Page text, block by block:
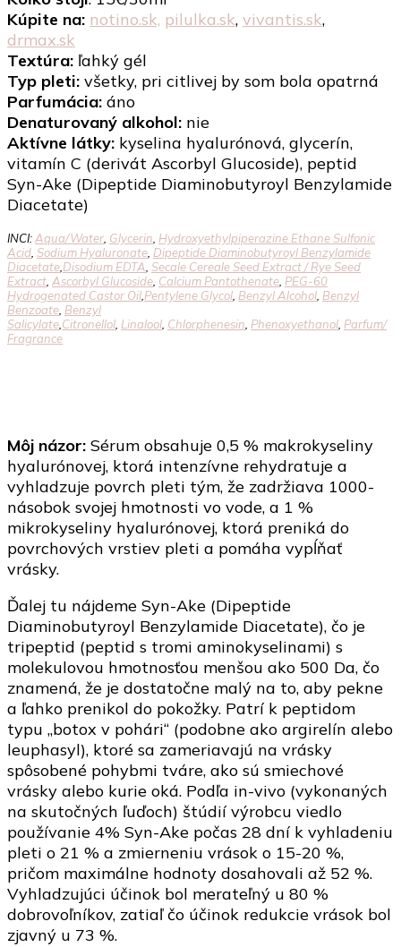
Kúpite na: notino.sk, pilulka.sk, vivantis.sk,
drmax.sk
Textúra: ľahký gél
Typ pleti: všetky, pri citlivej by som bola opatrná
Parfumácia: áno
Denaturovaný alkohol: nie
Aktívne látky: kyselina hyalurónová, glycerín,
vitamín C (derivát Ascorbyl Glucoside), peptid
Syn-Ake (Dipeptide Diaminobutyroyl Benzylamide
Diacetate)
INCI:Aqua/​Water, Glycerin, Hydroxyethylpiperazine Ethane Sulfonic
Acid, Sodium Hyaluronate, Dipeptide Diaminobutyroyl Benzylamide
Diacetate,Disodium EDTA, Secale Cereale Seed Extract /​ Rye Seed
Extract, Ascorbyl Glucoside, Calcium Pantothenate, PEG-60
Hydrogenated Castor Oil,Pentylene Glycol, Benzyl Alcohol, Benzyl
Benzoate, Benzyl
Salicylate,Citronellol, Linalool, Chlorphenesin, Phenoxyethanol, Parfum/​
Fragrance
Môj názor: Sérum obsahuje 0,5 % makrokyseliny
hyalurónovej, ktorá intenzívne rehydratuje a
vyhladzuje povrch pleti tým, že zadržiava 1000-
násobok svojej hmotnosti vo vode, a 1 %
mikrokyseliny hyalurónovej, ktorá preniká do
povrchových vrstiev pleti a pomáha vypĺňať
vrásky.
Ďalej tu nájdeme Syn-Ake (Dipeptide
Diaminobutyroyl Benzylamide Diacetate), čo je
tripeptid (peptid s tromi aminokyselinami) s
molekulovou hmotnosťou menšou ako 500 Da, čo
znamená, že je dostatočne malý na to, aby pekne
a ľahko prenikol do pokožky. Patrí k peptidom
typu „botox v pohári“ (podobne ako argirelín alebo
leuphasyl), ktoré sa zameriavajú na vrásky
spôsobené pohybmi tváre, ako sú smiechové
vrásky alebo kurie oká. Podľa in-vivo (vykonaných
na skutočných ľuďoch) štúdií výrobcu viedlo
používanie 4% Syn-Ake počas 28 dní k vyhladeniu
pleti o 21 % a zmierneniu vrások o 15-20 %,
pričom maximálne hodnoty dosahovali až 52 %.
Vyhladzujúci účinok bol merateľný u 80 %
dobrovoľníkov, zatiaľ čo účinok redukcie vrások bol
zjavný u 73 %.